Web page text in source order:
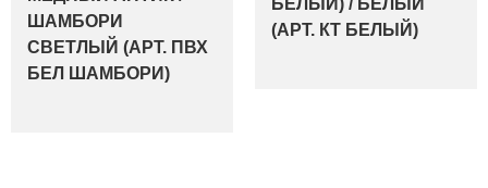
ШАМБОРИ
СВЕТЛЫЙ (АРТ. ПВХ
БЕЛ ШАМБОРИ)
БЕЛЫЙ) / БЕЛЫЙ
(АРТ. КТ БЕЛЫЙ)